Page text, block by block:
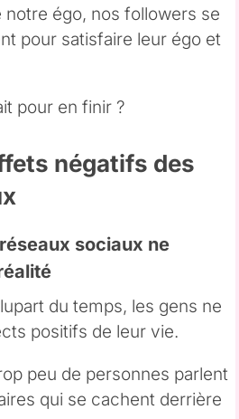
notre égo, nos followers se
pour satisfaire leur égo et
pour en finir ?
négatifs des
sociaux ne
du temps, les gens ne
positifs de leur vie.
peu de personnes parlent
qui se cachent derrière